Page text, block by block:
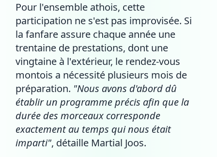
Pour l'ensemble athois, cette
participation ne s'est pas improvisée. Si
la fanfare assure chaque année une
trentaine de prestations, dont une
vingtaine à l'extérieur, le rendez-vous
montois a nécessité plusieurs mois de
préparation. "Nous avons d'abord dû
établir un programme précis afin que la
durée des morceaux corresponde
exactement au temps qui nous était
imparti", détaille Martial Joos.